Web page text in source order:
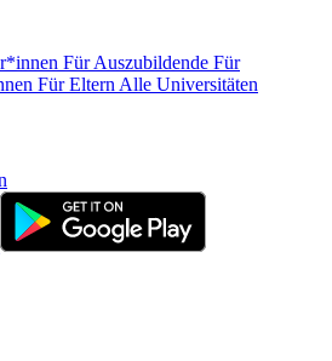
Für Auszubildende Für
Für Eltern Alle Universitäten